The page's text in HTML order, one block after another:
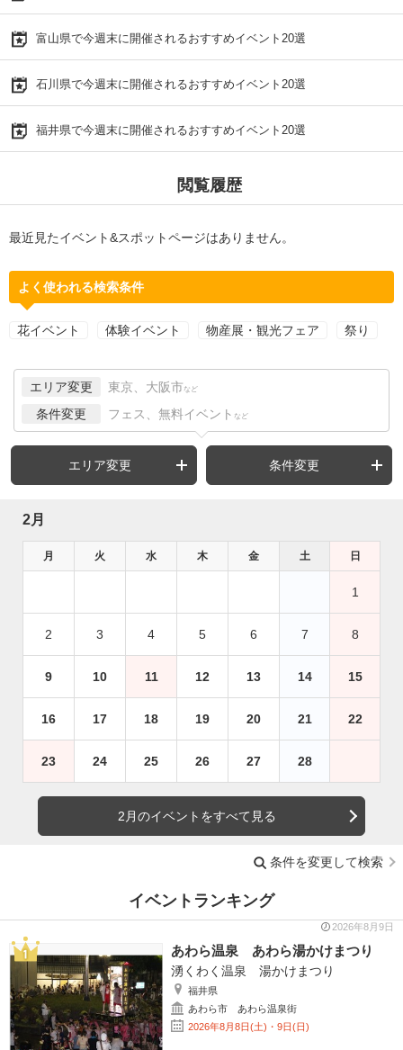
富山県で今週末に開催されるおすすめイベント20選
石川県で今週末に開催されるおすすめイベント20選
福井県で今週末に開催されるおすすめイベント20選
閲覧履歴
最近見たイベント&スポットページはありません。
よく使われる検索条件
花イベント 体験イベント 物産展・観光フェア 祭り
エリア変更 東京、大阪市 など
条件変更 フェス、無料イベント など
エリア変更 条件変更
2月
月 火 水 木 金 土 日
1
2 3 4 5 6 7 8
9 10 11 12 13 14 15
16 17 18 19 20 21 22
23 24 25 26 27 28
2月のイベントをすべて見る
条件を変更して検索
イベントランキング
2026年8月9日
あわら温泉 あわら湯かけまつり
湧くわく温泉 湯かけまつり
福井県
あわら市 あわら温泉街
2026年8月8日(土)・9日(日)